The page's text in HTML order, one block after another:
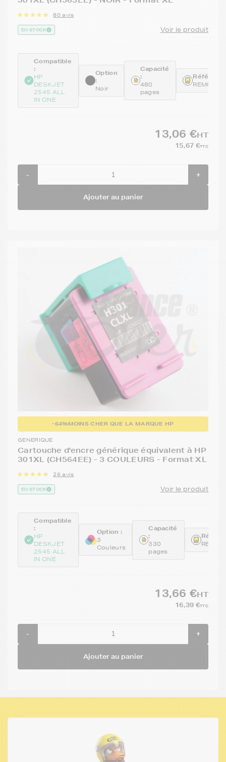
80 avis
EN STOCK Voir le produit
Compatible
:
HP
DESKJET
2545 ALL
IN ONE
Option
:
Noir
Capacité
:
480
pages
13,06 €HT
15,67 €TTC
- +
Ajouter au panier
-64%MOINS CHER QUE LA MARQUE HP
GENERIQUE
Cartouche d'encre générique équivalent à HP
301XL (CH564EE) - 3 COULEURS - Format XL
26 avis
EN STOCK Voir le produit
Compatible
:
HP
DESKJET
2545 ALL
IN ONE
Option :
3
Couleurs
Capacité
:
330
pages
13,66 €HT
16,39 €TTC
- +
Ajouter au panier